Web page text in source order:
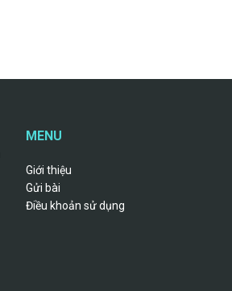
MENU
Giới thiệu
Gửi bài
Điều khoản sử dụng